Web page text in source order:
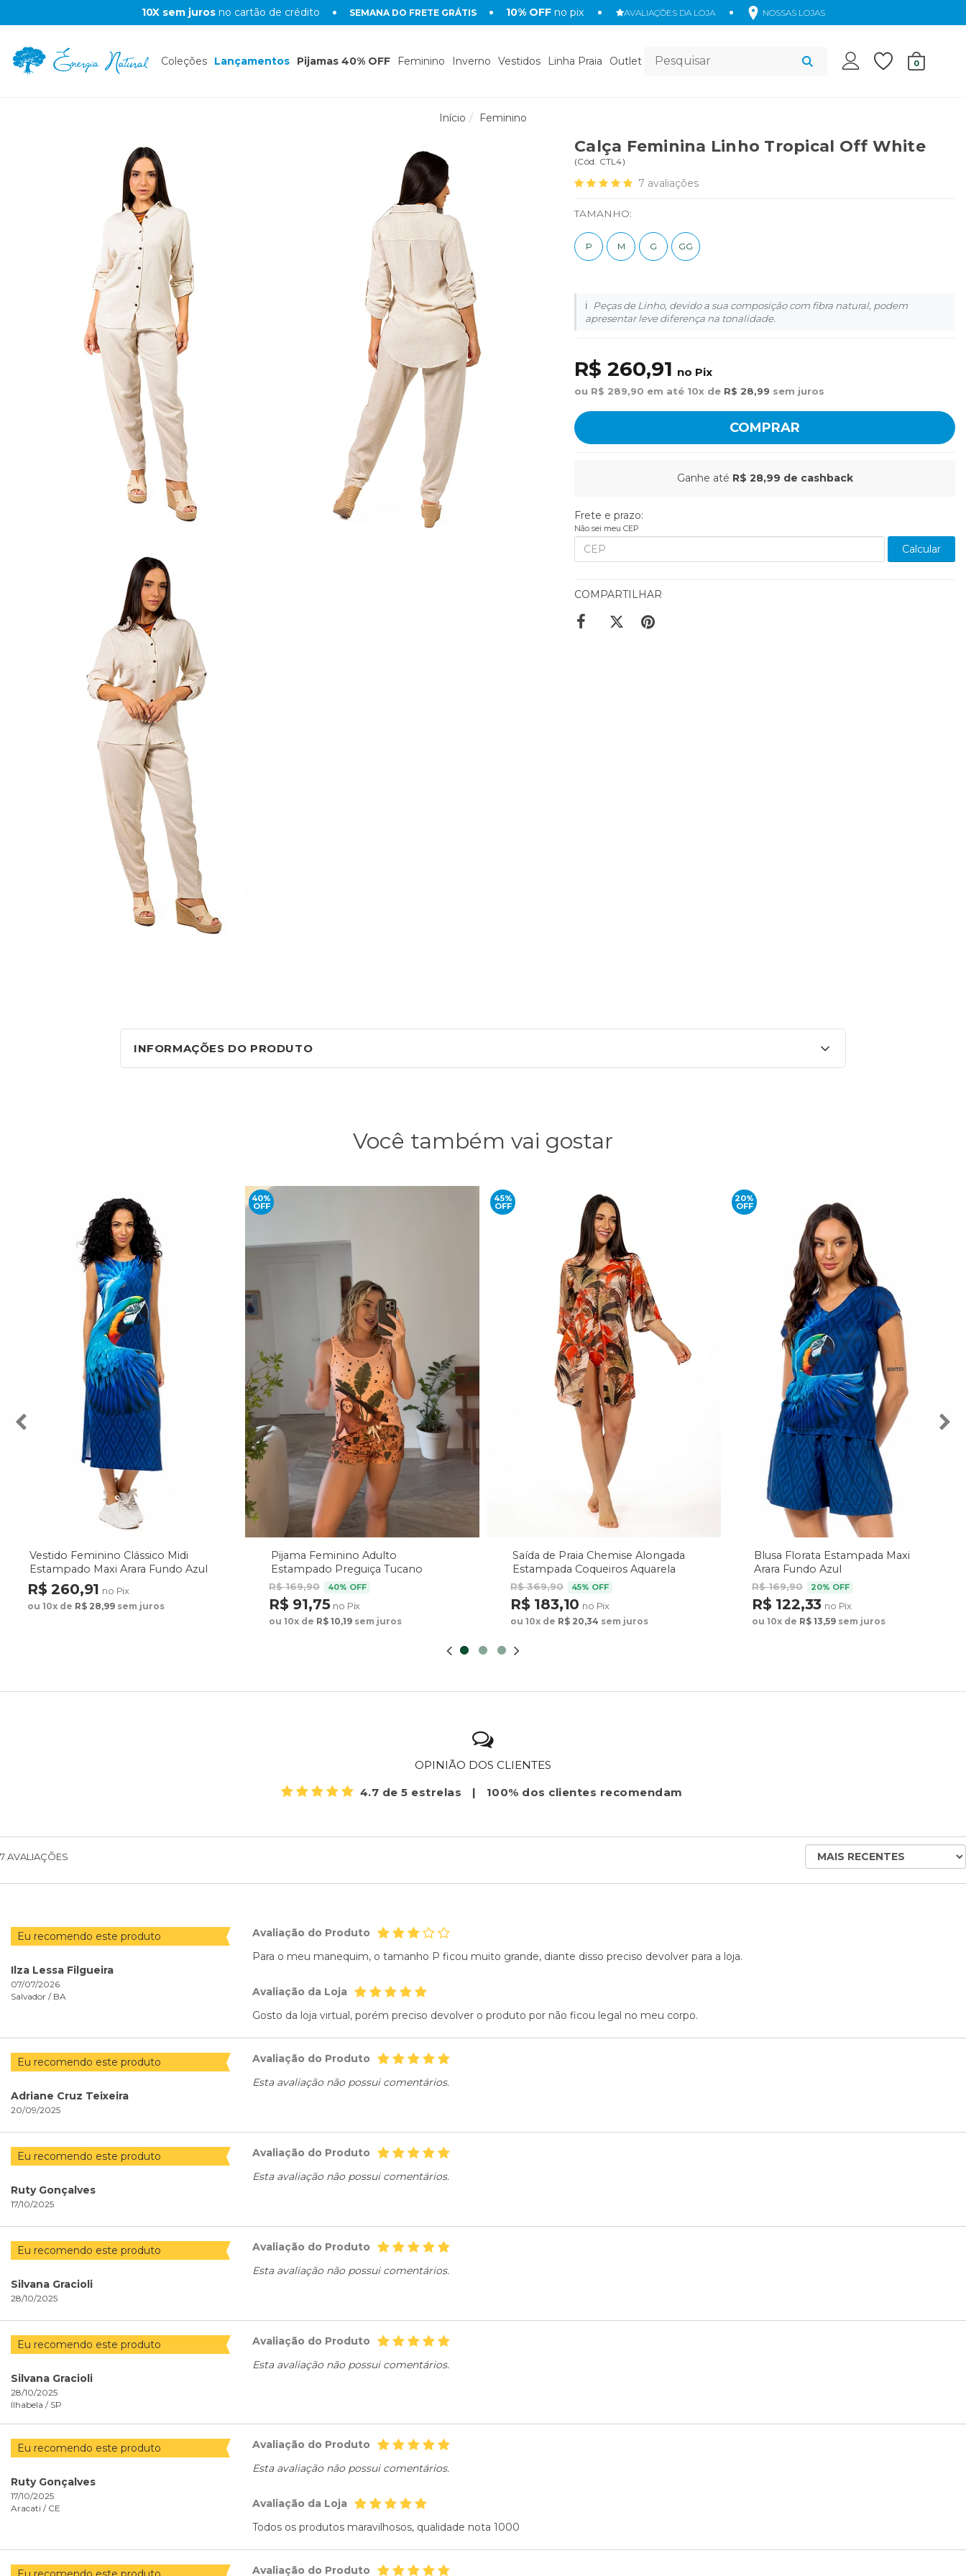
10X sem jurosno cartão de crédito SEMANA DO FRETE GRÁTIS 10% OFF no pix AVALIAÇÕES DA LOJA NOSSAS LOJAS
Coleções Lançamentos Pijamas 40% OFF Feminino Inverno Vestidos Linha Praia Outlet Acessórios 0
Início Feminino
Calça Feminina Linho Tropical Off White
(Cód. CTL4)
7 avaliações
TAMANHO:
P M G GG
Peças de Linho, devido a sua composição com fibra natural, podem
apresentar leve diferença na tonalidade.
R$ 260,91 no Pix
ou R$ 289,90 em até 10x de R$ 28,99 sem juros
COMPRAR
Ganhe até R$ 28,99 de cashback
Frete e prazo:
Não sei meu CEP
Calcular
COMPARTILHAR
INFORMAÇÕES DO PRODUTO
Você também vai gostar
Vestido Feminino Clássico Midi
Estampado Maxi Arara Fundo Azul
R$ 260,91 no Pix
ou 10x de R$ 28,99 sem juros
40%
OFF
Pijama Feminino Adulto
Estampado Preguiça Tucano
Fundo Marrom
R$ 169,90 40% OFF
R$ 91,75 no Pix
ou 10x de R$ 10,19 sem juros
45%
OFF
Saída de Praia Chemise Alongada
Estampada Coqueiros Aquarela
R$ 369,90 45% OFF
R$ 183,10 no Pix
ou 10x de R$ 20,34 sem juros
20%
OFF
Blusa Florata Estampada Maxi
Arara Fundo Azul
R$ 169,90 20% OFF
R$ 122,33 no Pix
ou 10x de R$ 13,59 sem juros
OPINIÃO DOS CLIENTES
4.7 de 5 estrelas
| 100% dos clientes recomendam
7AVALIAÇÕES
ORDENAR
AVALIAÇÕES
Eu recomendo este produto
Ilza Lessa Filgueira
07/07/2026
Salvador / BA
Avaliação do Produto
Para o meu manequim, o tamanho P ficou muito grande, diante disso preciso devolver para a loja.
Avaliação da Loja
Gosto da loja virtual, porém preciso devolver o produto por não ficou legal no meu corpo.
Eu recomendo este produto
Adriane Cruz Teixeira
20/09/2025
Avaliação do Produto
Esta avaliação não possui comentários.
Eu recomendo este produto
Ruty Gonçalves
17/10/2025
Avaliação do Produto
Esta avaliação não possui comentários.
Eu recomendo este produto
Silvana Gracioli
28/10/2025
Avaliação do Produto
Esta avaliação não possui comentários.
Eu recomendo este produto
Silvana Gracioli
28/10/2025
Ilhabela / SP
Avaliação do Produto
Esta avaliação não possui comentários.
Eu recomendo este produto
Ruty Gonçalves
17/10/2025
Aracati / CE
Avaliação do Produto
Esta avaliação não possui comentários.
Avaliação da Loja
Todos os produtos maravilhosos, qualidade nota 1000
Avaliação do Produto